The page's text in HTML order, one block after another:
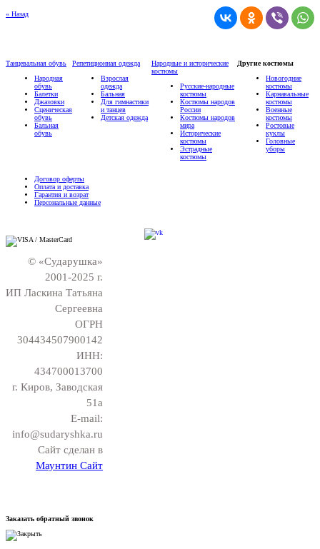
« Назад
Танцевальная обувь
Народная
обувь
Балетки
Джазовки
Сценическая
обувь
Бальная
обувь
Репетиционная одежда
Взрослая
одежда
Бальная
Для гимнастики
и танцев
Детская одежда
Народные и исторические
костюмы
Русские-народные
костюмы
Костюмы народов
России
Костюмы народов
мира
Исторические
костюмы
Эстрадные
костюмы
Другие костюмы
Новогодние
костюмы
Карнавальные
костюмы
Военные
костюмы
Ростовые
куклы
Головные
уборы
Договор оферты
Оплата и доставка
Гарантия и возрат
Персональные данные
© «Сударушка»
2001-2025 г.
ИП Ласкина Татьяна
Сергеевна
ОГРН
304434507900142
ИНН:
434700013700
г. Киров, Заводская
51а
E-mail:
info@sudaryshka.ru
Сайт сделан в
Маунтин Сайт
Заказать обратный звонок